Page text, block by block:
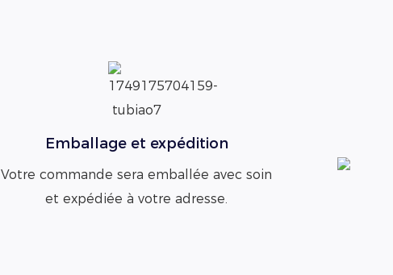
Emballage et expédition
Votre commande sera emballée avec soin
et expédiée à votre adresse.